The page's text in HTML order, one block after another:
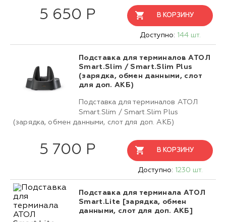
5 650 Р В КОРЗИНУ
Доступно: 144 шт.
Подставка для терминалов АТОЛ
Smart.Slim / Smart.Slim Plus
(зарядка, обмен данными, слот
для доп. АКБ)
Подставка для терминалов АТОЛ
Smart.Slim / Smart.Slim Plus
(зарядка, обмен данными, слот для доп. АКБ)
5 700 Р В КОРЗИНУ
Доступно: 1230 шт.
Подставка для терминала АТОЛ
Smart.Lite [зарядка, обмен
данными, слот для доп. АКБ]